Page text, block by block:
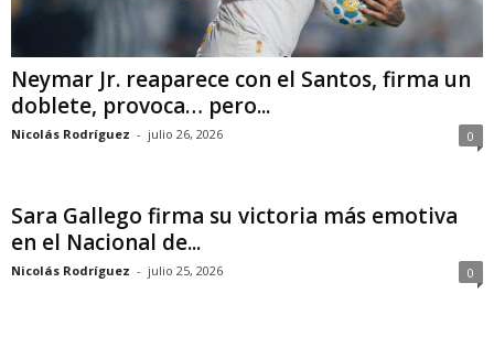
Neymar Jr. reaparece con el Santos, firma un
doblete, provoca… pero...
Nicolás Rodríguez - julio 26, 2026 0
Sara Gallego firma su victoria más emotiva
en el Nacional de...
Nicolás Rodríguez - julio 25, 2026 0